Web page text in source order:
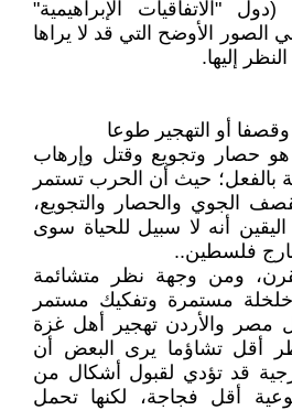
(دول "الاتفاقيات الإبراهيمية"
الأوضح التي قد لا يراها
إليها.
أو التهجير طوعا
حصار وتجويع وقتل وإرهاب
بالفعل؛ حيث أن الحرب تستمر
الجوي والحصار والتجويع،
أنه لا سبيل للحياة سوى
فلسطين..
ومن وجهة نظر متشائمة
مستمرة وتفكيك مستمر
مصر والأردن تهجير أهل غزة
أقل تشاؤما يرى البعض أن
قد تؤدي لقبول أشكال من
أقل فجاجة، لكنها تحمل